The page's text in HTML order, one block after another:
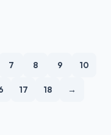
iskustva.
7 8 9 10
17 18 →